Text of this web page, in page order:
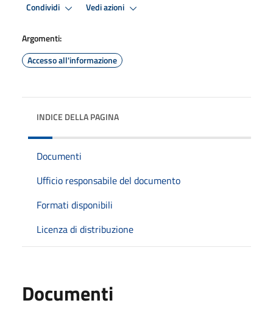
Condividi Vedi azioni
Argomenti:
Accesso all'informazione
INDICE DELLA PAGINA
Documenti
Ufficio responsabile del documento
Formati disponibili
Licenza di distribuzione
Documenti